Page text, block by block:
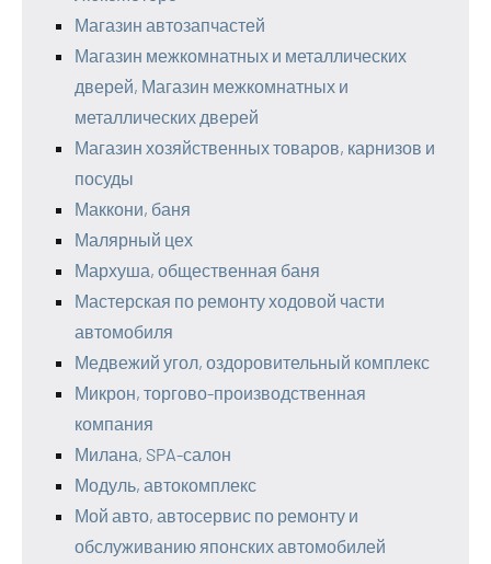
Магазин автозапчастей
Магазин межкомнатных и металлических
дверей, Магазин межкомнатных и
металлических дверей
Магазин хозяйственных товаров, карнизов и
посуды
Маккони, баня
Малярный цех
Мархуша, общественная баня
Мастерская по ремонту ходовой части
автомобиля
Медвежий угол, оздоровительный комплекс
Микрон, торгово-производственная
компания
Милана, SPA-салон
Модуль, автокомплекс
Мой авто, автосервис по ремонту и
обслуживанию японских автомобилей